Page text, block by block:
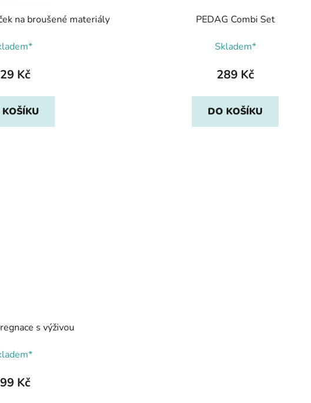
na broušené materiály
Kč
PEDAG Combi Set
Skladem*
289 Kč
DO KOŠÍKU
s výživou
Kč